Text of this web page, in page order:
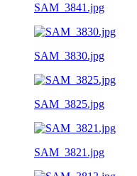
SAM_3841.jpg
SAM_3830.jpg
SAM_3825.jpg
SAM_3821.jpg